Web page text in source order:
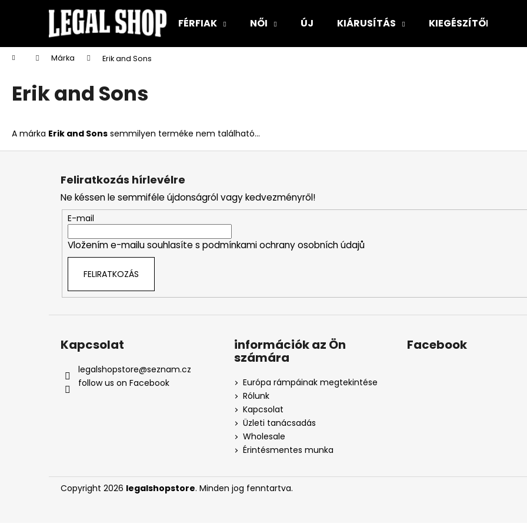
tartalomhoz
FÉRFIAK NŐI ÚJ KIÁRUSÍTÁS KIEGÉSZÍTŐK
KezdőlapMárka Erik and Sons
Erik and Sons
A márka Erik and Sons semmilyen terméke nem található...
á
Vissza
a boltba
Vissza
a boltba
L
Feliratkozás hírlevélre
Ne késsen le semmiféle újdonságról vagy kedvezményről!
E-mail
Vložením e-mailu souhlasíte s podmínkami ochrany osobních údajů
FELIRATKOZÁS
Kapcsolat
legalshopstore@seznam.cz
follow us on Facebook
információk az Ön
számára
Európa rámpáinak megtekintése
Rólunk
Kapcsolat
Üzleti tanácsadás
Wholesale
Érintésmentes munka
Facebook
Copyright 2026 legalshopstore. Minden jog fenntartva.